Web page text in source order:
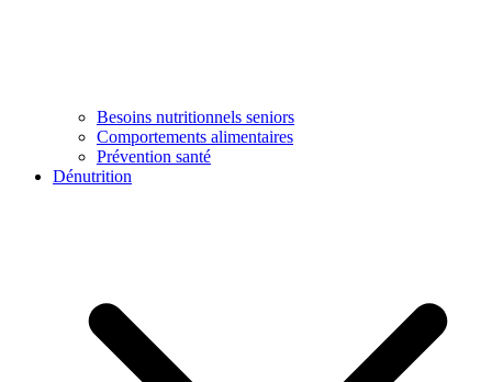
Besoins nutritionnels seniors
Comportements alimentaires
Prévention santé
Dénutrition